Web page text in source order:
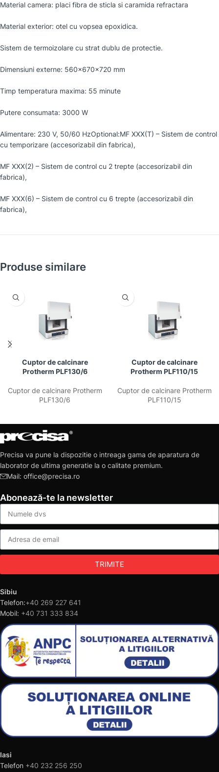
Material camera: placi fibra de sticla si caramida refractara
Material exterior: otel cu vopsea epoxidica.
Sistem de termoizolare cu strat dublu de protectie.
Dimensiuni externe: 560x670x720 mm
Timp temperatura maxima: 55 minute
Putere consumata: 3000 W
Alimentare: 230 V, 50/60 HzOptional:MF XXX(T) – Sistem de control
cu temporizare (accesorizabil din fabrica),
MF XXX(2) – Sistem de control cu 2 trepte (accesorizabil din
fabrica),
MF XXX(6) – Sistem de control cu 6 trepte (accesorizabil din
fabrica),
Produse similare
Cuptor de calcinare
Protherm PLF130/6
Cuptor de calcinare Protherm
PLF130/6
Cuptor de calcinare
Protherm PLF110/15
Cuptor de calcinare Protherm
PLF110/15
Precisa va pune la dispozitie o intreaga gama de aparatura de
laborator de ultima generatie la o calitate premium.
Mail: office@precisa.ro
Abonează-te la newsletter
TRIMITE
Sibiu
Telefon:+40 269 227 641
Mobil: +40 731 333 834
Iasi
Telefon +40 232 256 250